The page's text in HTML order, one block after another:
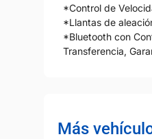
*Control de
*Llantas de
*Bluetooth con
Transferencia,
Más